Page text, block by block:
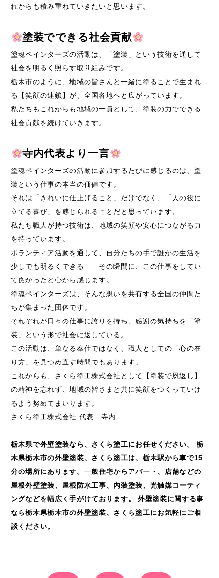
れからも積み重ねていきたいと思います。
塗装でできる社会貢献
塗魂ペインターズの活動は、「塗装」という技術を通して
社会を明るく照らす取り組みです。
栃木市のように、地域の皆さんと一緒に塗ることで生まれ
る【笑顔の連鎖】が、全国各地へと広がっています。
私たちもこれからも地域の一員として、塗装の力でできる
社会貢献を続けていきます。
寺内代表より一言
塗魂ペインターズの活動に参加するたびに感じるのは、塗
装という仕事の本当の価値です。
それは「きれいに仕上げること」だけでなく、「人の役に
立てる喜び」を感じられることだと思っています。
私たち職人が持つ技術は、地域の笑顔や安心につながる力
を持っています。
ボランティア活動を通して、自分たちの手で誰かの生活を
少しでも明るくできる――その瞬間に、この仕事をしてい
て良かったと心から感じます。
塗魂ペインターズは、そんな想いを共有する全国の仲間た
ちが集まった団体です。
それぞれが日々の仕事に誇りを持ち、感謝の気持ちを「塗
装」という形で社会に返している。
この活動は、単なる奉仕ではなく、職人としての「心の在
り方」を見つめ直す時間でもあります。
これからも、さくら塗工株式会社として【塗装で恩返し】
の精神を忘れず、地域の皆さまと共に笑顔をつくっていけ
るよう努めてまいります。
さくら塗工株式会社 代表 寺内
栃木県で外壁塗装なら、さくら塗工にお任せください。 栃
木県栃木市の外壁塗装、さくら塗工は、栃木駅から車で15
分の場所にあります。一般住宅からアパート、店舗などの
屋根外壁塗装、屋根防水工事、内装塗装、光触媒コーティ
ングなどを幅広く手がけております。 外壁塗装に関する事
なら栃木県栃木市の外壁塗装、さくら塗工にお気軽にご相
談ください。